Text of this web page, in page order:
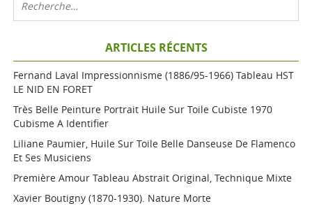
ARTICLES RÉCENTS
Fernand Laval Impressionnisme (1886/95-1966) Tableau HST
LE NID EN FORET
Très Belle Peinture Portrait Huile Sur Toile Cubiste 1970
Cubisme A Identifier
Liliane Paumier, Huile Sur Toile Belle Danseuse De Flamenco
Et Ses Musiciens
Première Amour Tableau Abstrait Original, Technique Mixte
Xavier Boutigny (1870-1930). Nature Morte